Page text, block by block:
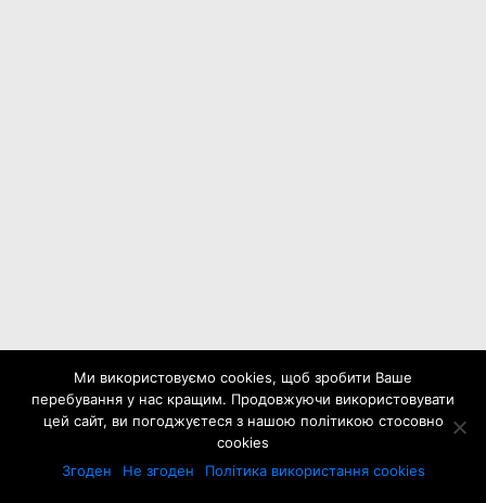
Ми використовуємо cookies, щоб зробити Ваше
перебування у нас кращим. Продовжуючи використовувати
цей сайт, ви погоджуєтеся з нашою політикою стосовно
cookies
Згоден
Не згоден Політика використання cookies